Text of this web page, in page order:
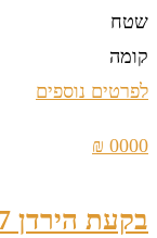
שטח
קומה
לפרטים נוספים
0000 ₪
בקעת הירדן 25/27, גני תקווה